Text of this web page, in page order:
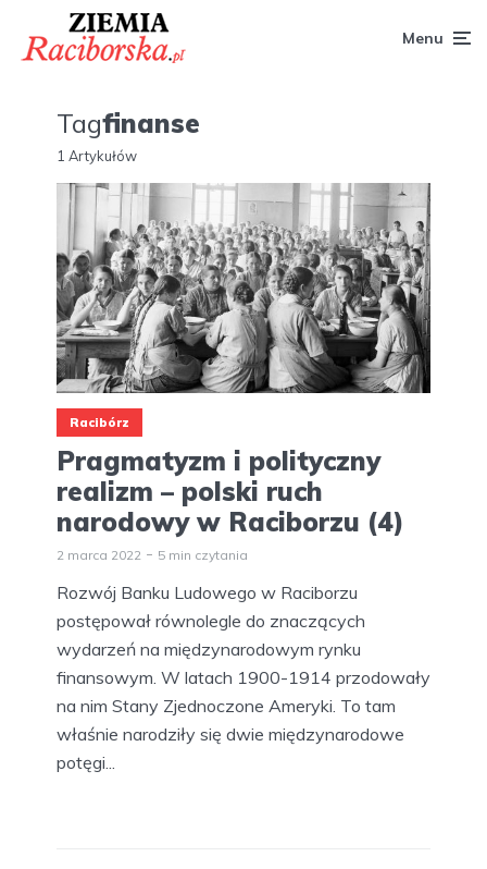
Menu
Tagfinanse
1 Artykułów
Racibórz
Pragmatyzm i polityczny
realizm – polski ruch
narodowy w Raciborzu (4)
2 marca 2022 5 min czytania
Rozwój Banku Ludowego w Raciborzu
postępował równolegle do znaczących
wydarzeń na międzynarodowym rynku
finansowym. W latach 1900-1914 przodowały
na nim Stany Zjednoczone Ameryki. To tam
właśnie narodziły się dwie międzynarodowe
potęgi...